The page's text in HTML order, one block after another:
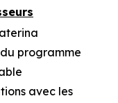
programme
avec les